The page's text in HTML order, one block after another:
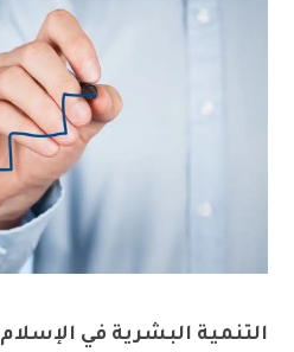
التنمية البشرية في الإسلام